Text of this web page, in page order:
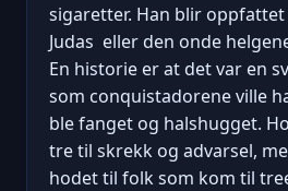
sigaretter. Han blir
Judas eller den onde
En historie er at det var en
som conquistadorene ville
ble fanget og halshugget.
tre til skrekk og advarsel,
hodet til folk som kom til